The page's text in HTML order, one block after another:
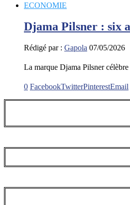
ECONOMIE
Djama Pilsner : six
Rédigé par : Gapola 07/05/2026
La marque Djama Pilsner
0 FacebookTwitterPinterestEmail